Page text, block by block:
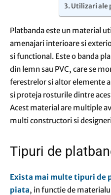
Utilizari ale
Platbanda este un material
amenajari interioare si
si functional. Este o banda
din lemn sau PVC, care se
ferestrelor si altor elemente
si proteja rosturile dintre
Acest material are multiple
multi constructori si
Tipuri de
Exista mai multe tipuri de
piata, in functie de